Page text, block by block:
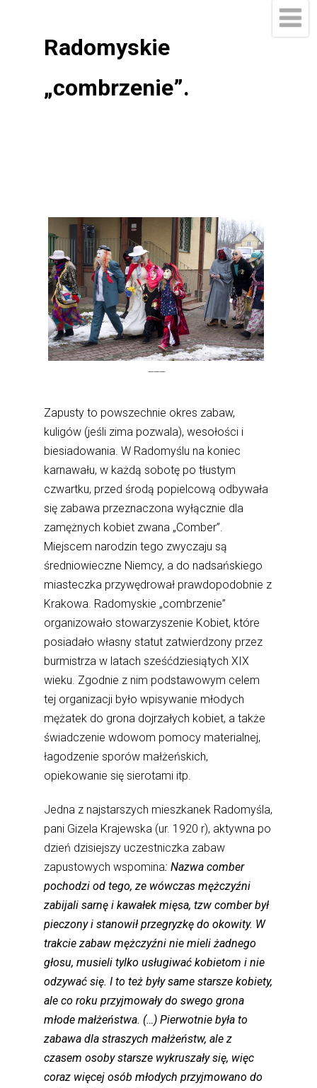
Radomyskie
„combrzenie”.
———
Zapusty to powszechnie okres zabaw,
kuligów (jeśli zima pozwala), wesołości i
biesiadowania. W Radomyślu na koniec
karnawału, w każdą sobotę po tłustym
czwartku, przed środą popielcową odbywała
się zabawa przeznaczona wyłącznie dla
zamężnych kobiet zwana „Comber”.
Miejscem narodzin tego zwyczaju są
średniowieczne Niemcy, a do nadsańskiego
miasteczka przywędrował prawdopodobnie z
Krakowa. Radomyskie „combrzenie”
organizowało stowarzyszenie Kobiet, które
posiadało własny statut zatwierdzony przez
burmistrza w latach sześćdziesiątych XIX
wieku. Zgodnie z nim podstawowym celem
tej organizacji było wpisywanie młodych
mężatek do grona dojrzałych kobiet, a także
świadczenie wdowom pomocy materialnej,
łagodzenie sporów małżeńskich,
opiekowanie się sierotami itp.
Jedna z najstarszych mieszkanek Radomyśla,
pani Gizela Krajewska (ur. 1920 r), aktywna po
dzień dzisiejszy uczestniczka zabaw
zapustowych wspomina: Nazwa comber
pochodzi od tego, ze wówczas mężczyźni
zabijali sarnę i kawałek mięsa, tzw comber był
pieczony i stanowił przegryzkę do okowity. W
trakcie zabaw mężczyźni nie mieli żadnego
głosu, musieli tylko usługiwać kobietomi nie
odzywać się. I to też były same starsze kobiety,
ale co roku przyjmowały do swego grona
młode małżeństwa. (…) Pierwotnie była to
zabawa dla straszych małżeństw, ale z
czasem osoby starsze wykruszały się, więc
coraz więcej osób młodych przyjmowano do